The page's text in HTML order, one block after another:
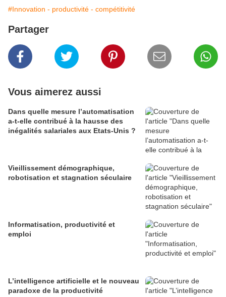
#Innovation - productivité - compétitivité
Partager
Vous aimerez aussi
Dans quelle mesure l’automatisation
a-t-elle contribué à la hausse des
inégalités salariales aux Etats-Unis ?
Vieillissement démographique,
robotisation et stagnation séculaire
Informatisation, productivité et
emploi
L’intelligence artificielle et le nouveau
paradoxe de la productivité